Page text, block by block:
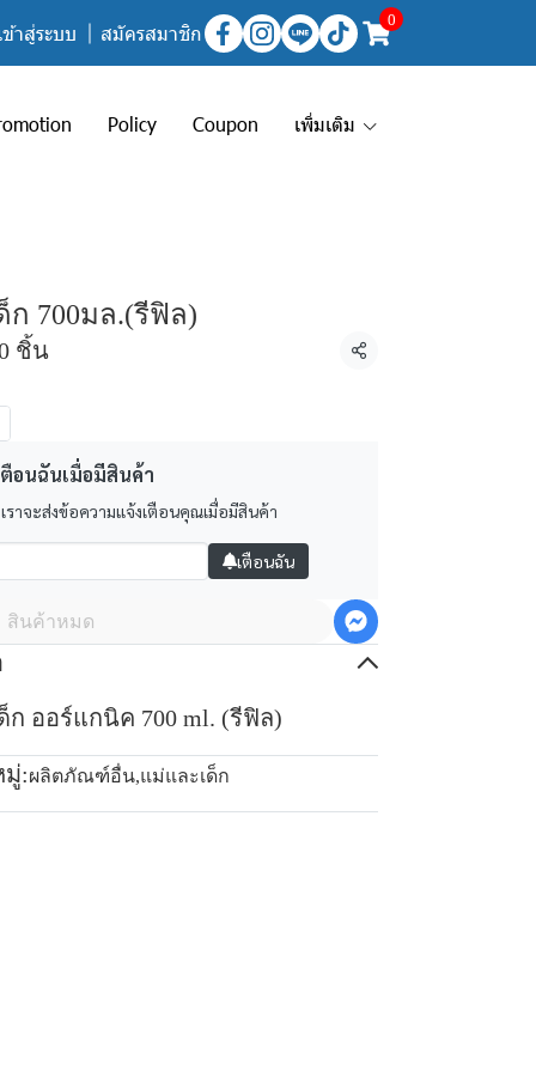
ข้าสู่ระบบ สมัครสมาชิก
0
Policy Coupon เพิ่มเติม
ก 700มล.(รีฟิล)
ชิ้น
แชร์
ตือนฉันเมื่อมีสินค้า
ราจะส่งข้อความแจ้งเตือนคุณเมื่อมีสินค้า
เตือนฉัน
สินค้าหมด
ออร์แกนิค 700 ml. (รีฟิล)
:ผลิตภัณฑ์อื่น,แม่และเด็ก